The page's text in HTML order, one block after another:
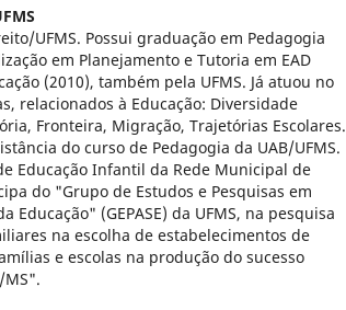
UFMS. Possui graduação em Pedagogia
em Planejamento e Tutoria em EAD
(2010), também pela UFMS. Já atuou no
relacionados à Educação: Diversidade
Fronteira, Migração, Trajetórias Escolares.
do curso de Pedagogia da UAB/UFMS.
Educação Infantil da Rede Municipal de
do "Grupo de Estudos e Pesquisas em
Educação" (GEPASE) da UFMS, na pesquisa
na escolha de estabelecimentos de
e escolas na produção do sucesso
MS".